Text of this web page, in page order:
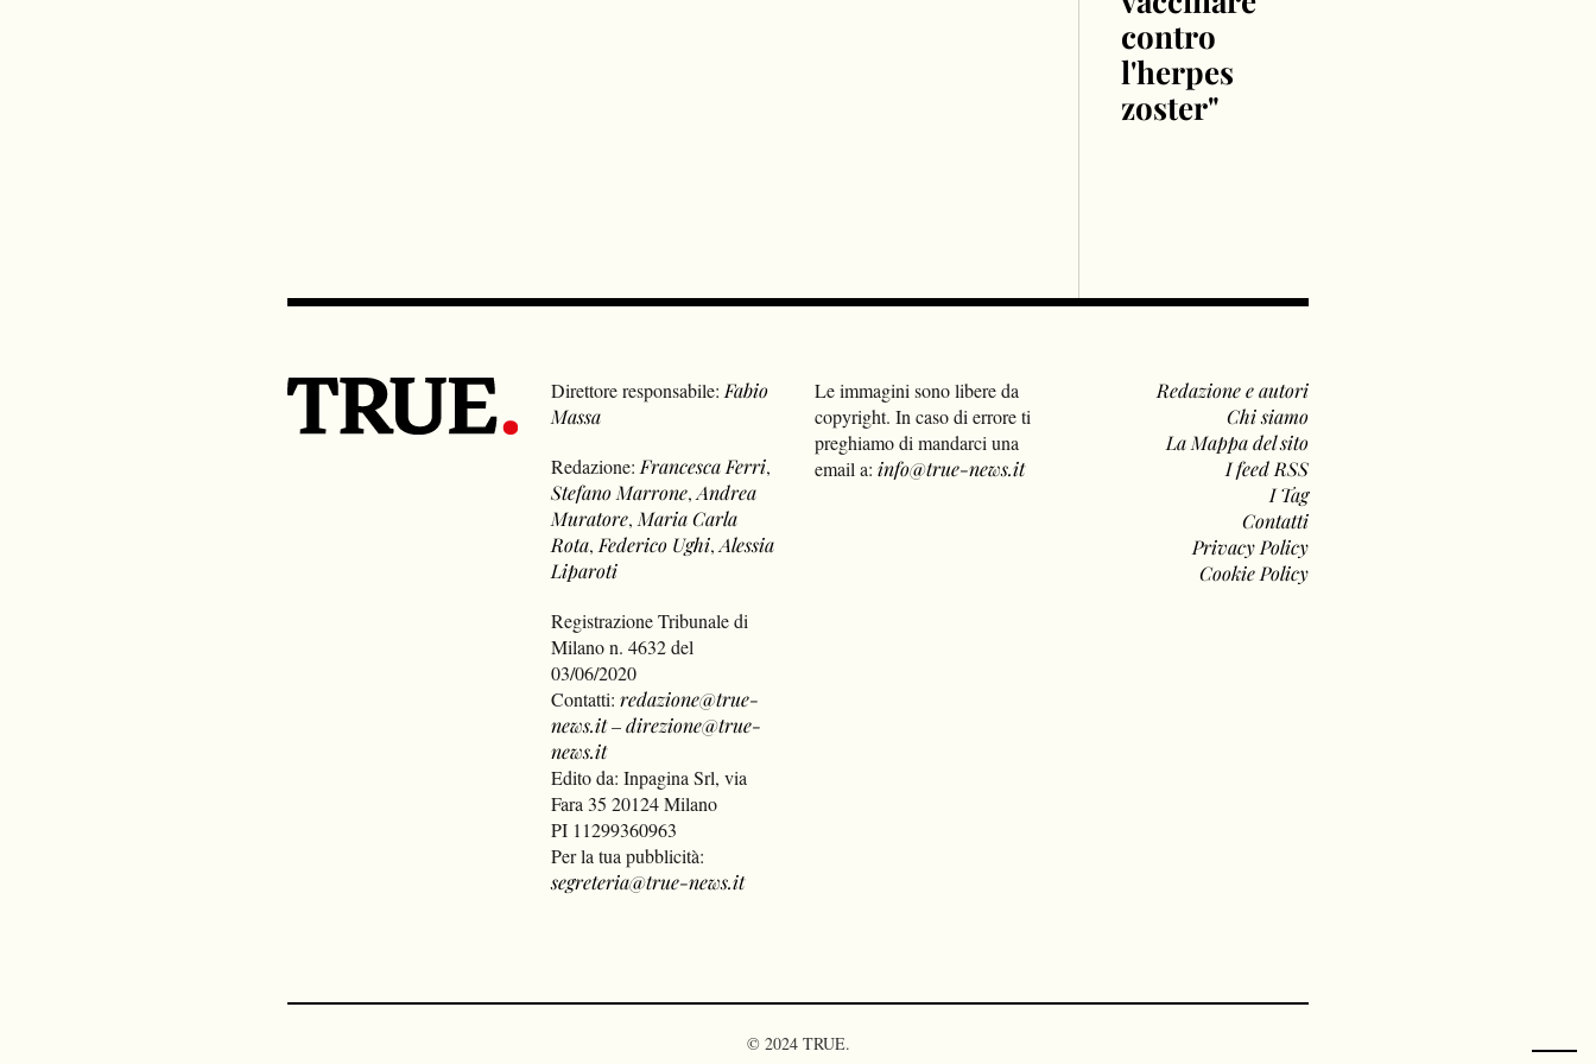
contro
l'herpes
zoster"
Direttore responsabile: Fabio
Massa
Redazione: Francesca Ferri,
Stefano Marrone,Andrea
Muratore, Maria Carla
Rota, Federico Ughi,Alessia
Liparoti
Registrazione Tribunale di
Milano n. 4632 del
03/06/2020
Contatti:redazione@true-
news.it–direzione@true-
news.it
Edito da: Inpagina Srl, via
Fara 35 20124 Milano
PI 11299360963
Per la tua pubblicità:
segreteria@true-news.it
Le immagini sono libere da
copyright. In caso di errore ti
preghiamo di mandarci una
email a: info@true-news.it
Redazione e autori
Chi siamo
La Mappa del sito
I feed RSS
I Tag
Contatti
Privacy Policy
Cookie Policy
© 2024 TRUE.